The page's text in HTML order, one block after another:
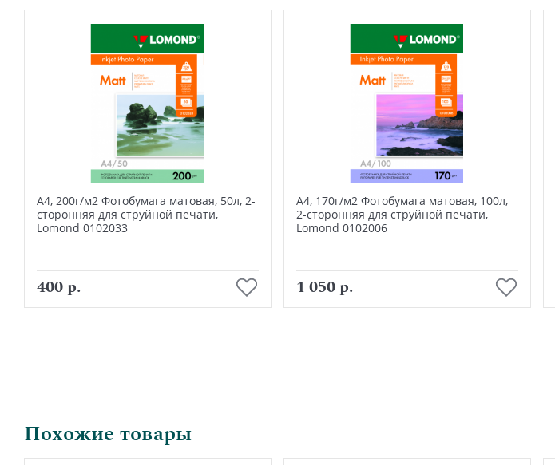
А4, 200г/м2 Фотобумага матовая, 50л, 2-
сторонняя для струйной печати,
Lomond 0102033
400 р.
А4, 170г/м2 Фотобумага матовая, 100л,
2-сторонняя для струйной печати,
Lomond 0102006
1 050 р.
Похожие товары